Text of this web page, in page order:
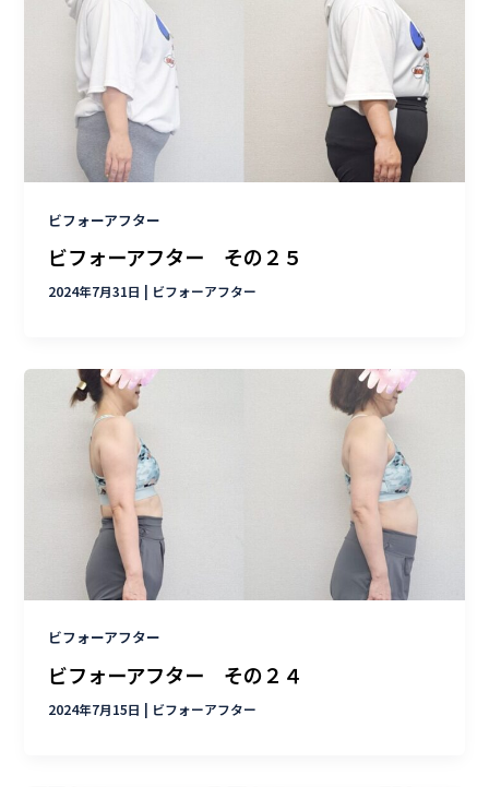
ビフォーアフター
ビフォーアフター その２５
2024年7月31日 | ビフォーアフター
ビフォーアフター
ビフォーアフター その２４
2024年7月15日 | ビフォーアフター